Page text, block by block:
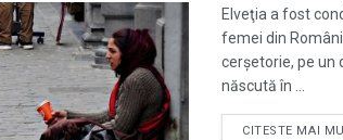
Elveţia a fost
femei din
cerşetorie, pe un
născută în ...
CITESTE MAI